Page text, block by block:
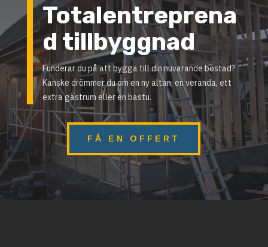
Totalentreprena
d tillbyggnad
Funderar du på att bygga till din nuvarande bostad?
Kanske drömmer du om en ny altan, en veranda, ett
extra gästrum eller en bastu.
FÅ EN OFFERT